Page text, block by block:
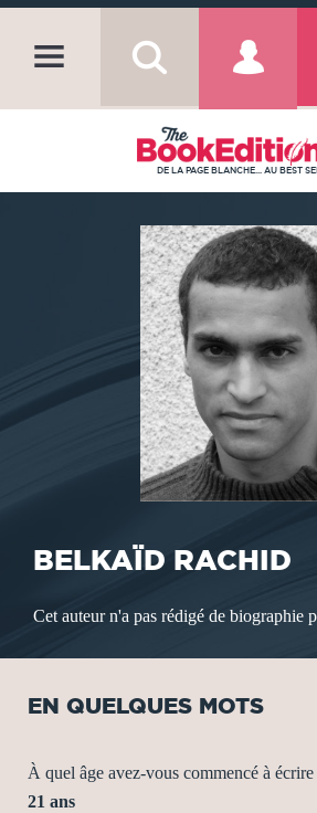
DE LA PAGE BLANCHE... AU BEST
BELKAÏD RACHID
Cet auteur n'a pas rédigé de biographie
EN QUELQUES MOTS
À quel âge avez-vous commencé à écrire
21 ans